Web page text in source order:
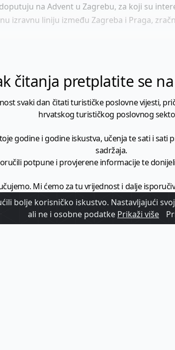
na Advent u Zagrebu, za koji su
izravnu liniju između Zagreba i Praga,
čitanja pretplatite se
svaki dan čitati turističke poslovne vijesti,
hrvatskog turističkog poslovnog
godine i godine iskustva, učenja te sati i sati
sadržaja.
potpune i provjerene informacije te
Mi ćemo za tu vrijednost i dalje
minimalno1728 članaka godišnje
- vaš izvor informacija iz poslovnog
bolje korisničko iskustvo. Nastavljajući
ali ne i osobne podatke Prikaži više